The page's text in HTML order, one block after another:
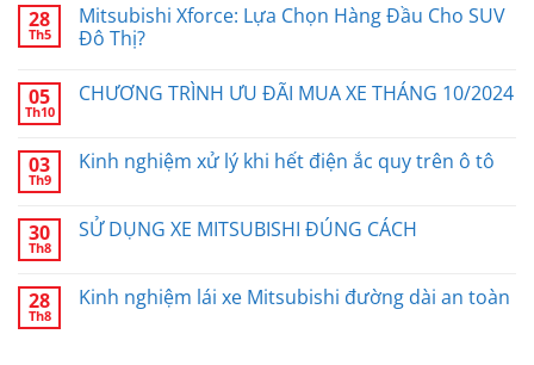
28
Th5
Mitsubishi Xforce: Lựa Chọn Hàng Đầu Cho SUV
Đô Thị?
05
Th10
CHƯƠNG TRÌNH ƯU ĐÃI MUA XE THÁNG 10/2024
03
Th9
Kinh nghiệm xử lý khi hết điện ắc quy trên ô tô
30
Th8
SỬ DỤNG XE MITSUBISHI ĐÚNG CÁCH
28
Th8
Kinh nghiệm lái xe Mitsubishi đường dài an toàn